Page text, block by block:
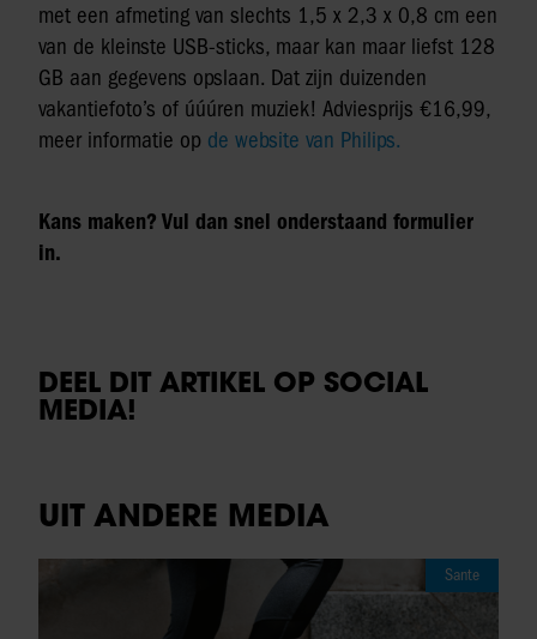
met een afmeting van slechts 1,5 x 2,3 x 0,8 cm een
van de kleinste USB-sticks, maar kan maar liefst 128
GB aan gegevens opslaan. Dat zijn duizenden
vakantiefoto’s of úúúren muziek! Adviesprijs €16,99,
meer informatie op de website van Philips.
Kans maken? Vul dan snel onderstaand formulier
in.
DEEL DIT ARTIKEL OP SOCIAL
MEDIA!
UIT ANDERE MEDIA
Sante